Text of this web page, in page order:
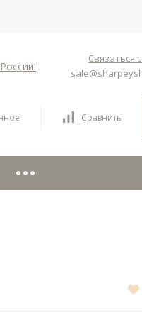
Связаться
Сравнить